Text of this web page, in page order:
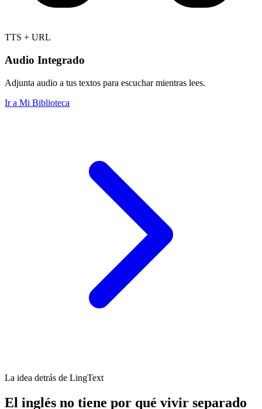
TTS + URL
Audio Integrado
Adjunta audio a tus textos para escuchar mientras lees.
Ir a Mi Biblioteca
La idea detrás de LingText
El inglés no tiene por qué vivir separado